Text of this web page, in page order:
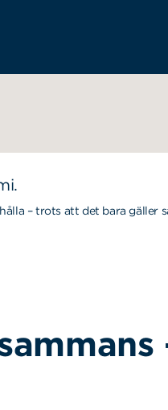
– trots att det bara gäller